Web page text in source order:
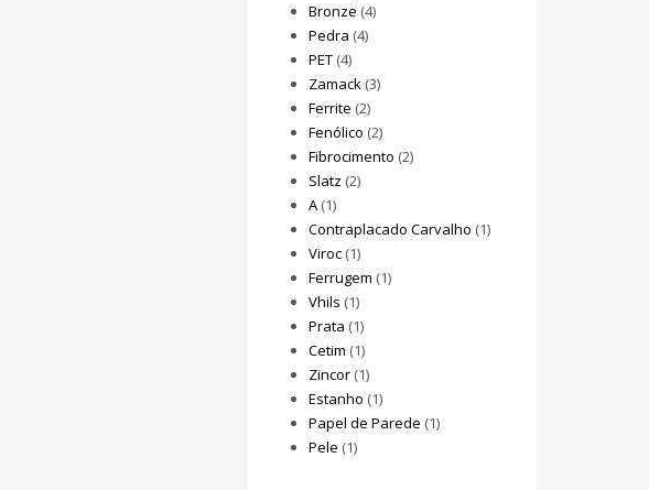
Bronze (4)
Pedra (4)
PET(4)
Zamack(3)
Ferrite (2)
Fenólico (2)
Fibrocimento (2)
Slatz (2)
A(1)
Contraplacado Carvalho (1)
Viroc(1)
Ferrugem (1)
Vhils (1)
Prata (1)
Cetim (1)
Zincor(1)
Estanho (1)
Papel de Parede (1)
Pele (1)